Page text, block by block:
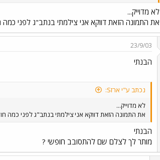
לא מדוייק...
את התמונה הזאת דווקא אני צילמתי בנתב"ג לפני כמה
23/9/03
הבנתי
נכתב ע"י ארזS:
לא מדוייק...
את התמונה הזאת דווקא אני צילמתי בנתב"ג לפני כמה
הבנתי
מותר לך לצלם שם להתסובב חופשי ?